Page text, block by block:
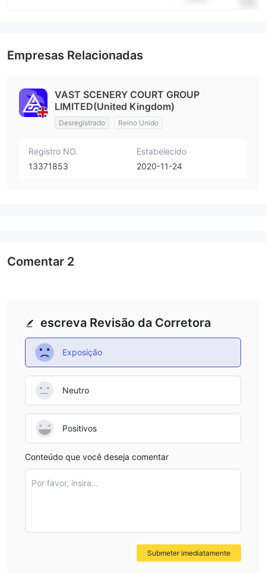
Empresas Relacionadas
VAST SCENERY COURT GROUP
LIMITED(United Kingdom)
Desregistrado Reino Unido
Registro NO.
13371853
Estabelecido
2020-11-24
escreva Revisão da Corretora
Exposição
Neutro
Positivos
Conteúdo que você deseja comentar
Por favor, insira...
Submeter imediatamente
Comentar 2